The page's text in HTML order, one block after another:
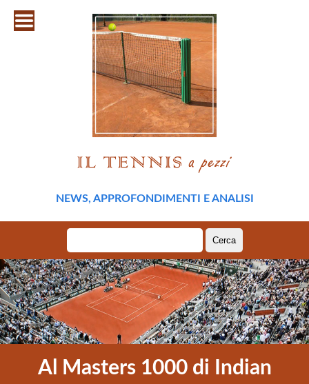
NEWS, APPROFONDIMENTI E ANALISI
per:
Al Masters 1000 di Indian